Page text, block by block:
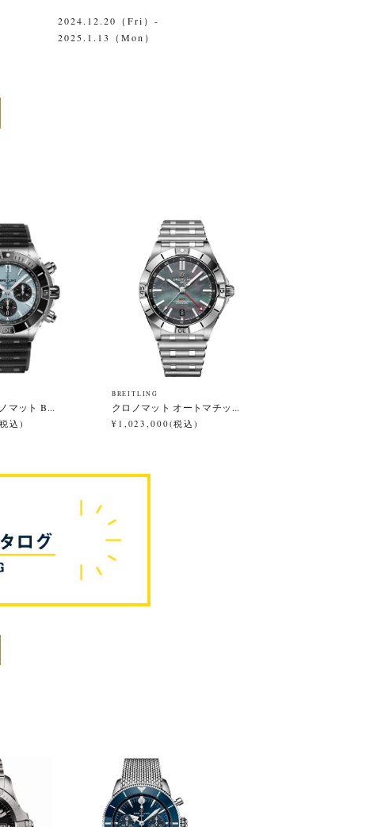
2024.12.20（Fri）-
2025.1.13（Mon）
マット B...
込)
BREITLING
クロノマット オートマチッ...
¥1,023,000(税込)